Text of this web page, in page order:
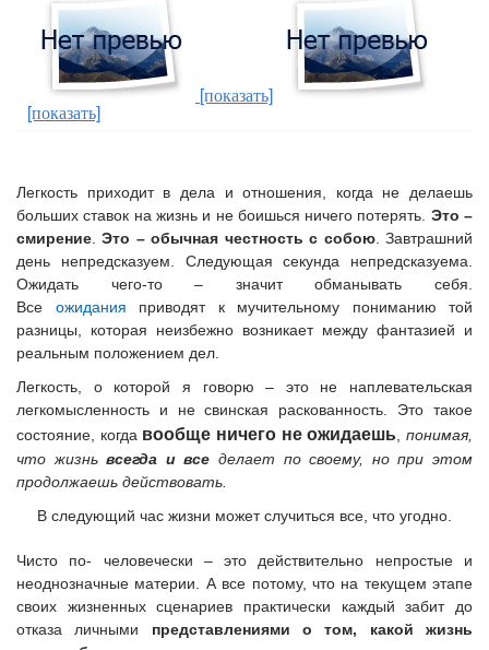
[показать]
[показать]
Легкость приходит в дела и отношения, когда не делаешь
больших ставок на жизнь и не боишься ничего потерять. Это –
смирение .Это – обычная честность с собою. Завтрашний
день непредсказуем. Следующая секунда непредсказуема.
Ожидать чего-то – значит обманывать себя.
Все ожидания приводят к мучительному пониманию той
разницы, которая неизбежно возникает между фантазией и
реальным положением дел.
Легкость, о которой я говорю – это не наплевательская
легкомысленность и не свинская раскованность. Это такое
состояние, когда вообще ничего не ожидаешь ,понимая,
что жизньвсегда и вседелает по своему, но при этом
продолжаешь действовать.
В следующий час жизни может случиться все, что угодно.
Чисто по- человечески – это действительно непростые и
неоднозначные материи. А все потому, что на текущем этапе
своих жизненных сценариев практически каждый забит до
отказа личными представлениями о том, какой жизнь